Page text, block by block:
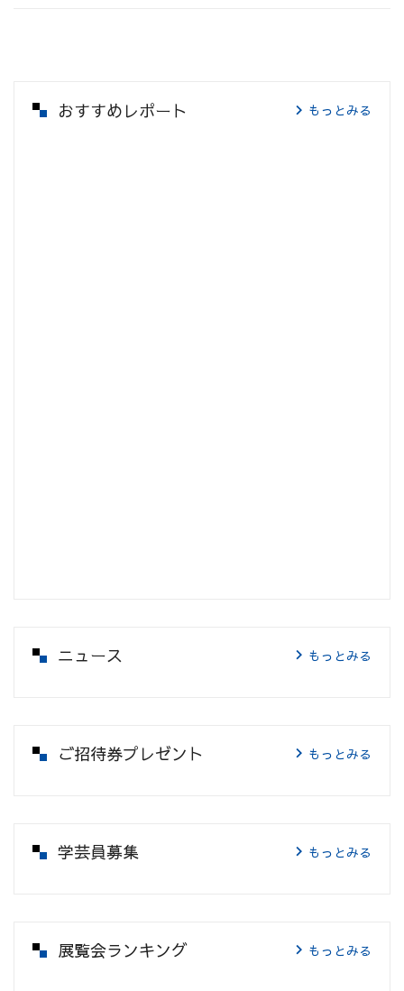
おすすめレポート もっとみる
ニュース もっとみる
ご招待券プレゼント もっとみる
学芸員募集 もっとみる
展覧会ランキング もっとみる